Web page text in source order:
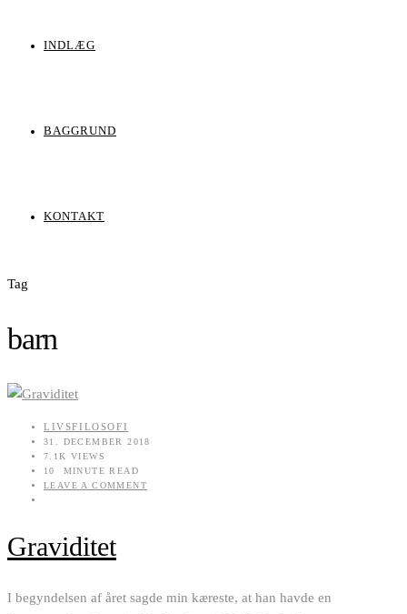
INDLÆG
BAGGRUND
KONTAKT
Tag
barn
LIVSFILOSOFI
31. DECEMBER 2018
7.1K VIEWS
10 MINUTE READ
LEAVE A COMMENT
Graviditet
I begyndelsen af året sagde min kæreste, at han havde en